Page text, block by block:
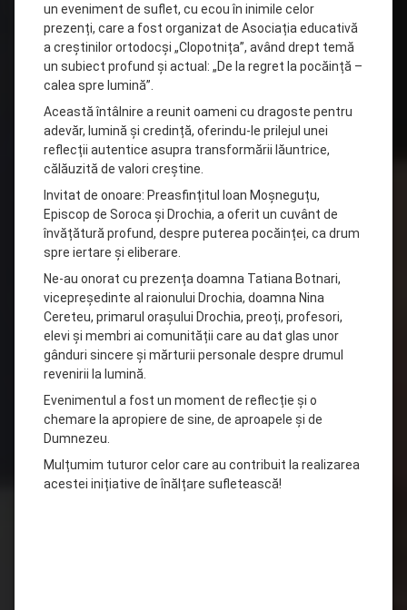
un eveniment de suflet, cu ecou în inimile celor
prezenți, care a fost organizat de Asociația educativă
a creștinilor ortodocși „Clopotnița”, având drept temă
un subiect profund și actual: „De la regret la pocăință –
calea spre lumină”.
Această întâlnire a reunit oameni cu dragoste pentru
adevăr, lumină și credință, oferindu-le prilejul unei
reflecții autentice asupra transformării lăuntrice,
călăuzită de valori creștine.
Invitat de onoare: Preasfințitul Ioan Moșneguțu,
Episcop de Soroca și Drochia, a oferit un cuvânt de
învățătură profund, despre puterea pocăinței, ca drum
spre iertare și eliberare.
Ne-au onorat cu prezența doamna Tatiana Botnari,
vicepreședinte al raionului Drochia, doamna Nina
Cereteu, primarul orașului Drochia, preoți, profesori,
elevi și membri ai comunității care au dat glas unor
gânduri sincere și mărturii personale despre drumul
revenirii la lumină.
Evenimentul a fost un moment de reflecție și o
chemare la apropiere de sine, de aproapele și de
Dumnezeu.
Mulțumim tuturor celor care au contribuit la realizarea
acestei inițiative de înălțare sufletească!